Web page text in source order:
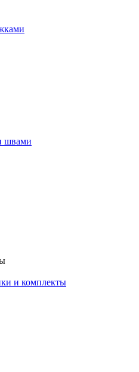
швами
и комплекты